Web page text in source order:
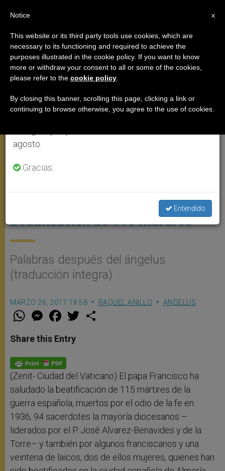
ANGELUS
España: El Santo Padre saluda la
beatificación de 115 mártires
Palabras después del ángelus
(traducción íntegra)
MARZO 26, 2017 19:58 RAQUEL ANILLO ANGELUS
W
t
s
p
p
M
e
s
e
g
e
r
F
a
e
b
o
k
w
Share this Entry
(Zenit- Ciudad del Vaticano) El papa Francisco ha
saludado la beatificación de 115 mártires de la
guerra española, muertos por el odio de la fe en
1936; 94 sacerdotes la mayoría diocesanos –
liderados por el P. José Alvarez-Benavides y de la
Torre– y también por algunos franciscanos y una
veintena de laicos, dos de ellos mujeres, quienes han
×
Aviso importante
Del 27 de julio al 7 de agosto haremos la pausa
anual, aprovechando que en el periodo de verano
se generan menos informaciones y también el
agosto.
Gracias.
Entendido
x
Notice
This website or its third party tools use cookies, which are
necessary to its functioning and required to achieve the
purposes illustrated in the cookie policy. If you want to know
more or withdraw your consent to all or some of the cookies,
please refer to the cookie policy
By closing this banner, scrolling this page, clicking a link or
continuing to browse otherwise, you agree to the use of cookies.